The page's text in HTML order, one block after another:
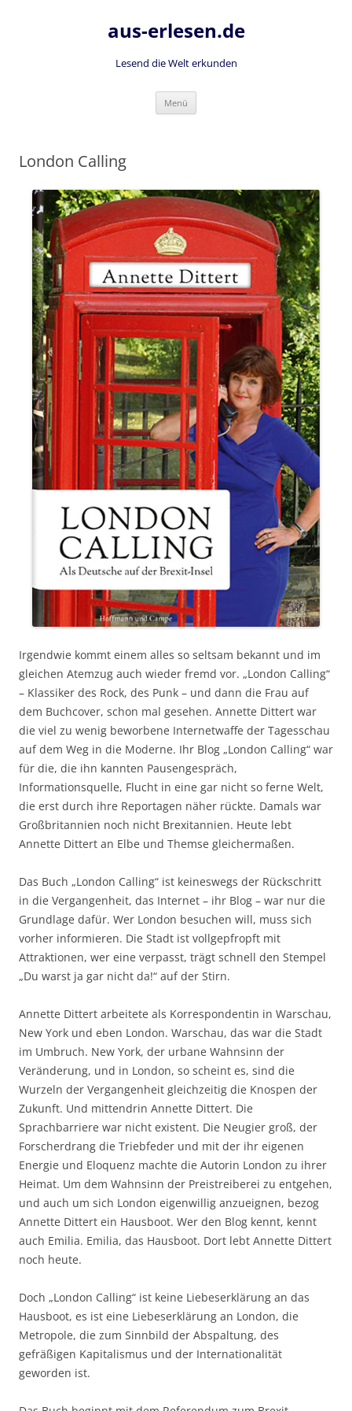
aus-erlesen.de
Lesend die Welt erkunden
Menü
London Calling
Irgendwie kommt einem alles so seltsam bekannt und im
gleichen Atemzug auch wieder fremd vor. „London Calling“
– Klassiker des Rock, des Punk – und dann die Frau auf
dem Buchcover, schon mal gesehen. Annette Dittert war
die viel zu wenig beworbene Internetwaffe der Tagesschau
auf dem Weg in die Moderne. Ihr Blog „London Calling“ war
für die, die ihn kannten Pausengespräch,
Informationsquelle, Flucht in eine gar nicht so ferne Welt,
die erst durch ihre Reportagen näher rückte. Damals war
Großbritannien noch nicht Brexitannien. Heute lebt
Annette Dittert an Elbe und Themse gleichermaßen.
Das Buch „London Calling“ ist keineswegs der Rückschritt
in die Vergangenheit, das Internet – ihr Blog – war nur die
Grundlage dafür. Wer London besuchen will, muss sich
vorher informieren. Die Stadt ist vollgepfropft mit
Attraktionen, wer eine verpasst, trägt schnell den Stempel
„Du warst ja gar nicht da!“ auf der Stirn.
Annette Dittert arbeitete als Korrespondentin in Warschau,
New York und eben London. Warschau, das war die Stadt
im Umbruch. New York, der urbane Wahnsinn der
Veränderung, und in London, so scheint es, sind die
Wurzeln der Vergangenheit gleichzeitig die Knospen der
Zukunft. Und mittendrin Annette Dittert. Die
Sprachbarriere war nicht existent. Die Neugier groß, der
Forscherdrang die Triebfeder und mit der ihr eigenen
Energie und Eloquenz machte die Autorin London zu ihrer
Heimat. Um dem Wahnsinn der Preistreiberei zu entgehen,
und auch um sich London eigenwillig anzueignen, bezog
Annette Dittert ein Hausboot. Wer den Blog kennt, kennt
auch Emilia. Emilia, das Hausboot. Dort lebt Annette Dittert
noch heute.
Doch „London Calling“ ist keine Liebeserklärung an das
Hausboot, es ist eine Liebeserklärung an London, die
Metropole, die zum Sinnbild der Abspaltung, des
gefräßigen Kapitalismus und der Internationalität
geworden ist.